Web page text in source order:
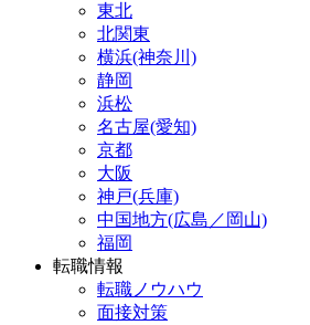
東北
北関東
横浜(神奈川)
静岡
浜松
名古屋(愛知)
京都
大阪
神戸(兵庫)
中国地方(広島／岡山)
福岡
転職情報
転職ノウハウ
面接対策